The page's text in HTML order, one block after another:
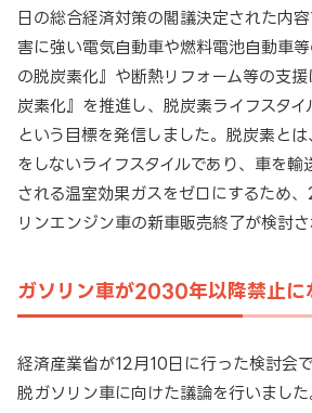
日の総合経済対策の閣議決定された内
害に強い電気自動車や燃料電池自動車
の脱炭素化』や断熱リフォーム等の支
炭素化』を推進し、脱炭素ライフスタイ
という目標を発信しました。脱炭素と
をしないライフスタイルであり、車を輸
される温室効果ガスをゼロにするため
リンエンジン車の新車販売終了が検討さ
ガソリン車が2030年以降禁止に
経済産業省が12月10日に行った検討会
脱ガソリン車に向けた議論を行いまし